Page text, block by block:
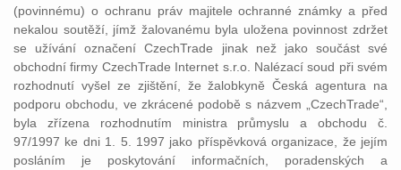
(povinnému) o ochranu práv majitele ochranné známky a před
nekalou soutěží, jímž žalovanému byla uložena povinnost zdržet
se užívání označení CzechTrade jinak než jako součást své
obchodní firmy CzechTrade Internet s.r.o. Nalézací soud při svém
rozhodnutí vyšel ze zjištění, že žalobkyně Česká agentura na
podporu obchodu, ve zkrácené podobě s názvem „CzechTrade“,
byla zřízena rozhodnutím ministra průmyslu a obchodu č.
97/1997 ke dni 1. 5. 1997 jako příspěvková organizace, že jejím
posláním je poskytování informačních, poradenských a